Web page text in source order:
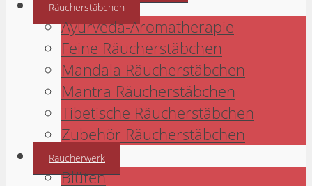
Räucherstäbchen
Ayurveda-Aromatherapie
Feine Räucherstäbchen
Mandala Räucherstäbchen
Mantra Räucherstäbchen
Tibetische Räucherstäbchen
Zubehör Räucherstäbchen
Räucherwerk
Blüten